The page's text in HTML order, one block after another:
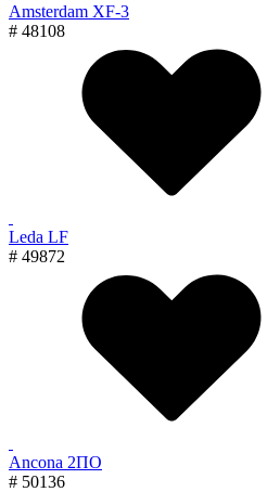
Amsterdam XF-3
# 48108
Leda LF
# 49872
Ancona 2ПО
# 50136